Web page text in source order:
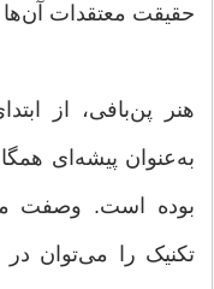
حقیقت معتقدات
هنر پن‌بافی، از
به‌عنوان پیشه‌ای
بوده است. وصفت
تکنیک را می‌توان در